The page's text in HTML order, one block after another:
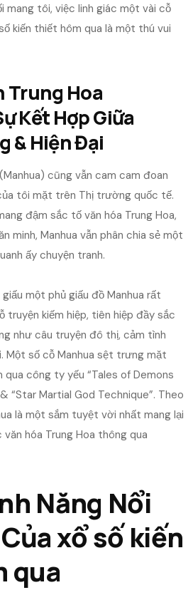
mang tôi, việc linh giác một vài cỗ
kiến thiết hôm qua là một thú vui
Trung Hoa
Kết Hợp Giữa
& Hiện Đại
cũng vẫn cam cam đoan
tôi mặt trên Thị trường quốc tế.
đậm sắc tố văn hóa Trung Hoa,
minh, Manhua vẫn phân chia sẻ một
ấy chuyện tranh.
một phủ giấu đồ Manhua rất
truyện kiếm hiệp, tiên hiệp đầy sắc
như câu truyện đô thị, cảm tình
Một số cỗ Manhua sệt trưng mặt
công ty yếu “Tales of Demons
“Star Martial God Technique”. Theo
là một sắm tuyệt vời nhất mang lại
hóa Trung Hoa thông qua
Năng Nổi
xổ số kiến
qua